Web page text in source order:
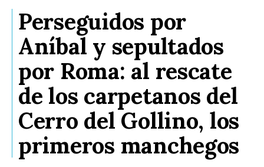
Perseguidos por
Aníbal y sepultados
por Roma: al rescate
de los carpetanos del
Cerro del Gollino, los
primeros manchegos